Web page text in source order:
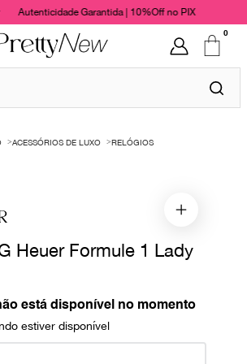
Autenticidade Garantida | 10%Off no PIX
0
ACESSÓRIOS DE LUXO RELÓGIOS
Heuer Formule 1 Lady
está disponível no momento
estiver disponível